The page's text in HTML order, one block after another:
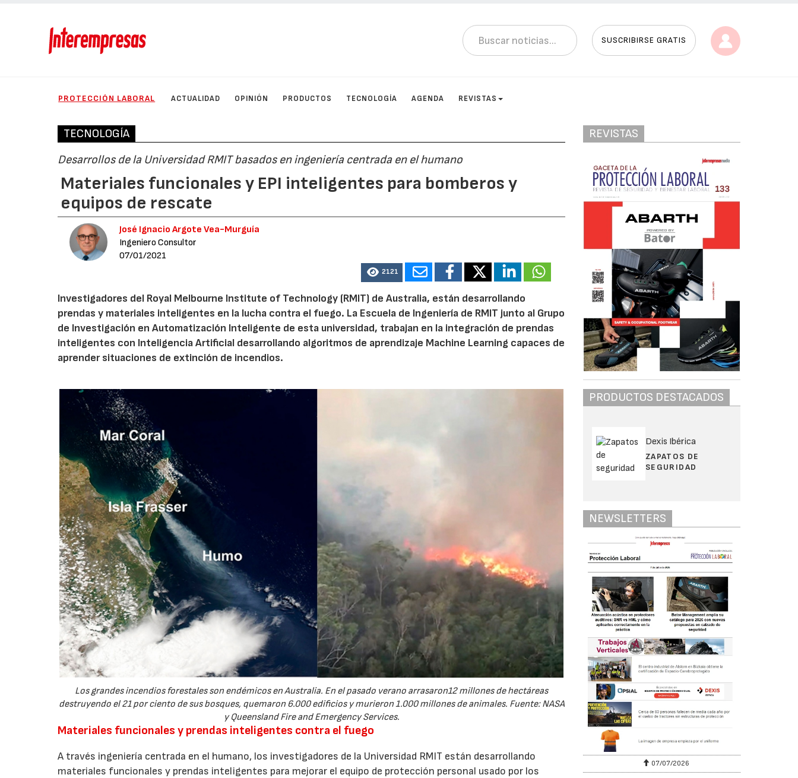
SUSCRIBIRSE GRATIS
PROTECCIÓN LABORAL ACTUALIDAD OPINIÓN PRODUCTOS TECNOLOGÍA AGENDA REVISTAS
TECNOLOGÍA
Desarrollos de la Universidad RMIT basados en ingeniería centrada en el humano
Materiales funcionales y EPI inteligentes para bomberos y
equipos de rescate
José Ignacio Argote Vea-Murguía
Ingeniero Consultor
07/01/2021
2121
Investigadores del Royal Melbourne Institute of Technology (RMIT) de Australia, están desarrollando
prendas y materiales inteligentes en la lucha contra el fuego. La Escuela de Ingeniería de RMIT junto al Grupo
de Investigación en Automatización Inteligente de esta universidad, trabajan en la integración de prendas
inteligentes con Inteligencia Artificial desarrollando algoritmos de aprendizaje Machine Learning capaces de
aprender situaciones de extinción de incendios.
Los grandes incendios forestales son endémicos en Australia. En el pasado verano arrasaron12 millones de hectáreas
destruyendo el 21 por ciento de sus bosques, quemaron 6.000 edificios y murieron 1.000 millones de animales. Fuente: NASA
y Queensland Fire and Emergency Services.
Materiales funcionales y prendas inteligentes contra el fuego
A través ingeniería centrada en el humano, los investigadores de la Universidad RMIT están desarrollando
materiales funcionales y prendas inteligentes para mejorar el equipo de protección personal usado por los
REVISTAS
PRODUCTOS DESTACADOS
Dexis Ibérica
ZAPATOS DE
SEGURIDAD
NEWSLETTERS
07/07/2026